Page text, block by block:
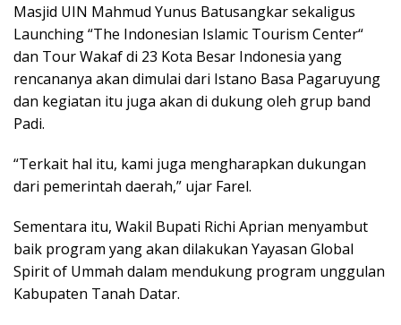
Masjid UIN Mahmud Yunus Batusangkar sekaligus
Launching “The Indonesian Islamic Tourism Center“
dan Tour Wakaf di 23 Kota Besar Indonesia yang
rencananya akan dimulai dari Istano Basa Pagaruyung
dan kegiatan itu juga akan di dukung oleh grup band
Padi.
“Terkait hal itu, kami juga mengharapkan dukungan
dari pemerintah daerah,” ujar Farel.
Sementara itu, Wakil Bupati Richi Aprian menyambut
baik program yang akan dilakukan Yayasan Global
Spirit of Ummah dalam mendukung program unggulan
Kabupaten Tanah Datar.